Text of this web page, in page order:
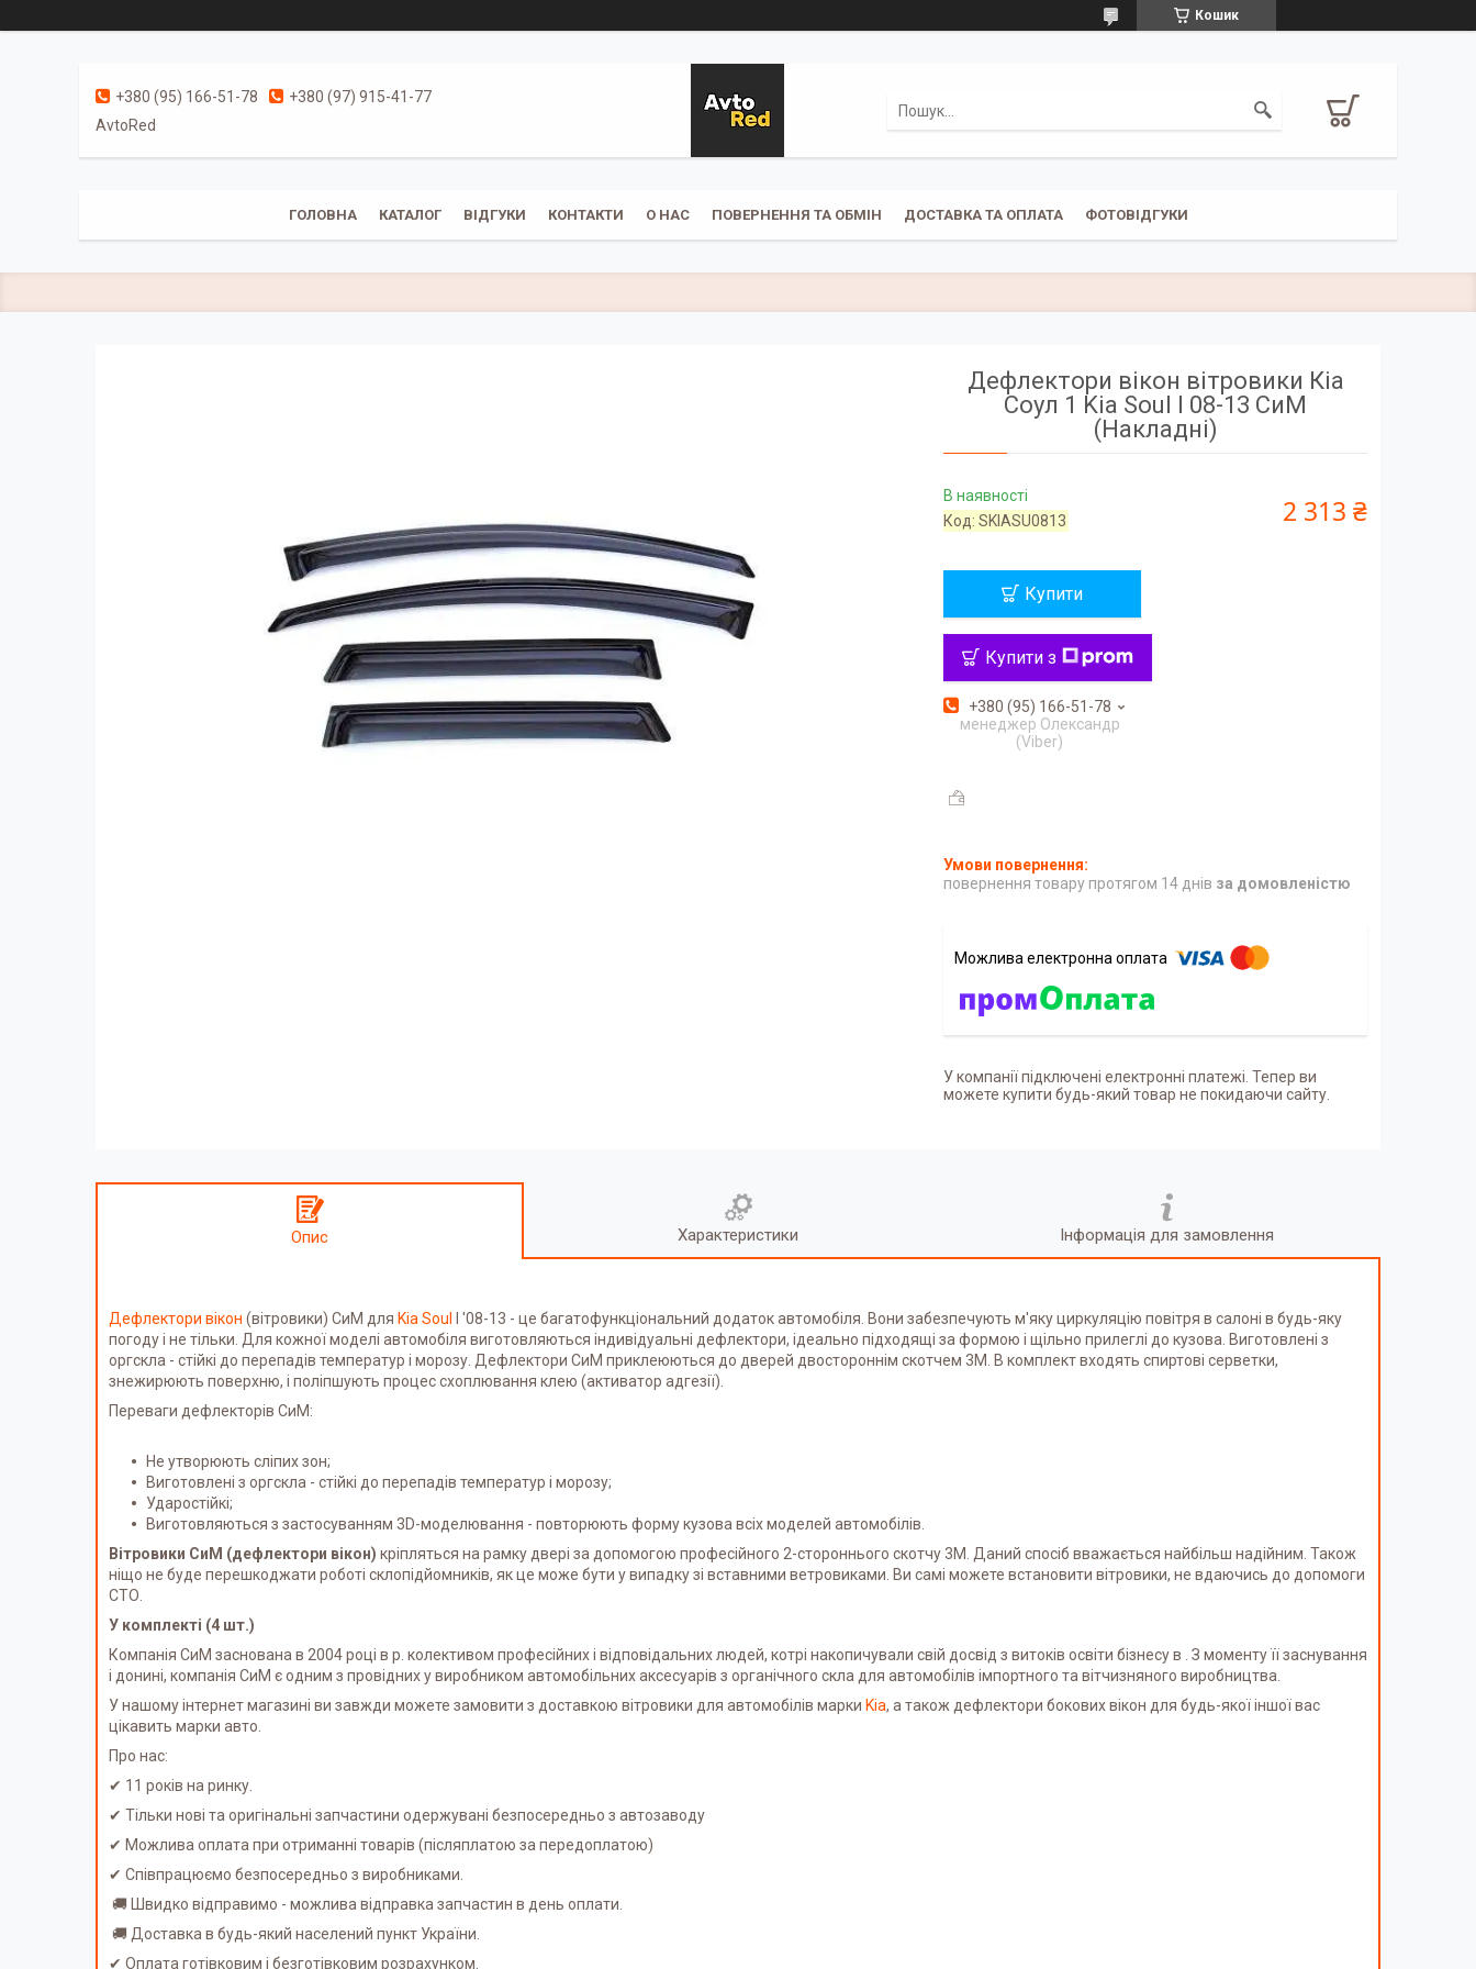
Кошик
+380 (95) 166-51-78
+380 (97) 915-41-77
AvtoRed
ГОЛОВНА КАТАЛОГ ВІДГУКИ КОНТАКТИ О НАС ПОВЕРНЕННЯ ТА ОБМІН ДОСТАВКА ТА ОПЛАТА ФОТОВІДГУКИ
Дефлектори вікон вітровики Кіа
Соул 1 Kia Soul I 08-13 СиМ
(Накладні)
В наявності
Код:SKIASU0813 2 313 ₴
Купити
Купити з
+380 (95) 166-51-78
менеджер Олександр
(Viber)
повернення товару протягом 14 днів за домовленістю
У компанії підключені електронні платежі. Тепер ви
можете купити будь-який товар не покидаючи сайту.
Опис Характеристики Інформація для замовлення
Дефлектори вікон (вітровики) СиМ для Kia Soul I '08-13 - це багатофункціональний додаток автомобіля. Вони забезпечують м'яку циркуляцію повітря в салоні в будь-яку
погоду і не тільки. Для кожної моделі автомобіля виготовляються індивідуальні дефлектори, ідеально підходящі за формою і щільно прилеглі до кузова. Виготовлені з
оргскла - стійкі до перепадів температур і морозу. Дефлектори СиМ приклеюються до дверей двостороннім скотчем 3М. В комплект входять спиртові серветки,
знежирюють поверхню, і поліпшують процес схоплювання клею (активатор адгезії).
Переваги дефлекторів СиМ:
Не утворюють сліпих зон;
Виготовлені з оргскла - стійкі до перепадів температур і морозу;
Ударостійкі;
Виготовляються з застосуванням 3D-моделювання - повторюють форму кузова всіх моделей автомобілів.
Вітровики СиМ (дефлектори вікон) кріпляться на рамку двері за допомогою професійного 2-стороннього скотчу 3M. Даний спосіб вважається найбільш надійним. Також
ніщо не буде перешкоджати роботі склопідйомників, як це може бути у випадку зі вставними ветровиками. Ви самі можете встановити вітровики, не вдаючись до допомоги
СТО.
У комплекті (4 шт.)
Компанія СиМ заснована в 2004 році в р. колективом професійних і відповідальних людей, котрі накопичували свій досвід з витоків освіти бізнесу в . З моменту її заснування
і донині, компанія СиМ є одним з провідних у виробником автомобільних аксесуарів з органічного скла для автомобілів імпортного та вітчизняного виробництва.
У нашому інтернет магазині ви завжди можете замовити з доставкою вітровики для автомобілів марки Kia, а також дефлектори бокових вікон для будь-якої іншої вас
цікавить марки авто.
Про нас:
✔ 11 років на ринку.
✔ Тільки нові та оригінальні запчастини одержувані безпосередньо з автозаводу
✔ Можлива оплата при отриманні товарів (післяплатою за передоплатою)
✔ Співпрацюємо безпосередньо з виробниками.
🚚 Швидко відправимо - можлива відправка запчастин в день оплати.
🚚 Доставка в будь-який населений пункт України.
✔ Оплата готівковим і безготівковим розрахунком.